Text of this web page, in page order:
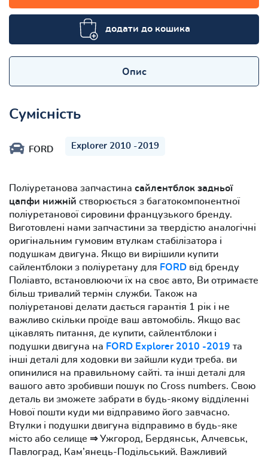
додати до кошика
Опис
Сумісність
FORD Explorer 2010 -2019
Поліуретанова запчастина сайлентблок задньої
цапфи нижній створюється з багатокомпонентної
поліуретанової сировини французького бренду.
Виготовлені нами запчастини за твердістю аналогічні
оригінальним гумовим втулкам стабілізатора і
подушкам двигуна. Якщо ви вирішили купити
сайлентблоки з поліуретану для FORD від бренду
Поліавто, встановлюючи їх на своє авто, Ви отримаєте
більш тривалий термін служби. Також на
поліуретанові делати дається гарантія 1 рік і не
важливо скільки проїде ваш автомобіль. Якщо вас
цікавлять питання, де купити, сайлентблоки і
подушки двигуна на FORD Explorer 2010 -2019 та
інші деталі для ходовки ви зайшли куди треба. ви
опинилися на правильному сайті. та інші деталі для
вашого авто зробивши пошук по Cross numbers. Свою
деталь ви зможете забрати в будь-якому відділенні
Нової пошти куди ми відправимо його завчасно.
Втулки і подушки двигуна відправимо в будь-яке
місто або селище ⇒ Ужгород, Бердянськ, Алчевськ,
Павлоград, Кам’янець-Подільський. Важливий